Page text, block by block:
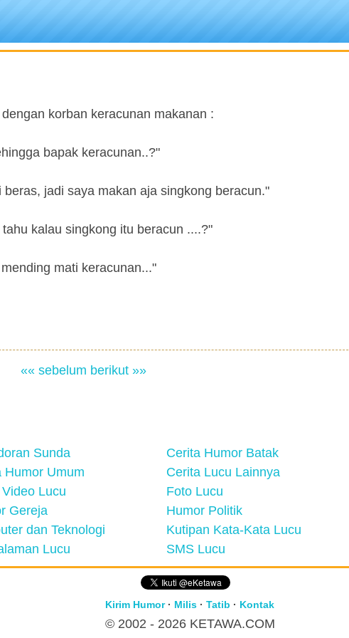
korban keracunan makanan :
bapak keracunan..?"
jadi saya makan aja singkong beracun."
kalau singkong itu beracun ....?"
mati keracunan..."
«« sebelum berikut »»
Sunda
Cerita Humor Batak
Humor Umum
Cerita Lucu Lainnya
Lucu
Foto Lucu
Gereja
Humor Politik
dan Teknologi
Kutipan Kata-Kata Lucu
Lucu SMS Lucu
Kirim Humor· Milis · Tatib · Kontak
© 2002 - 2026 KETAWA.COM